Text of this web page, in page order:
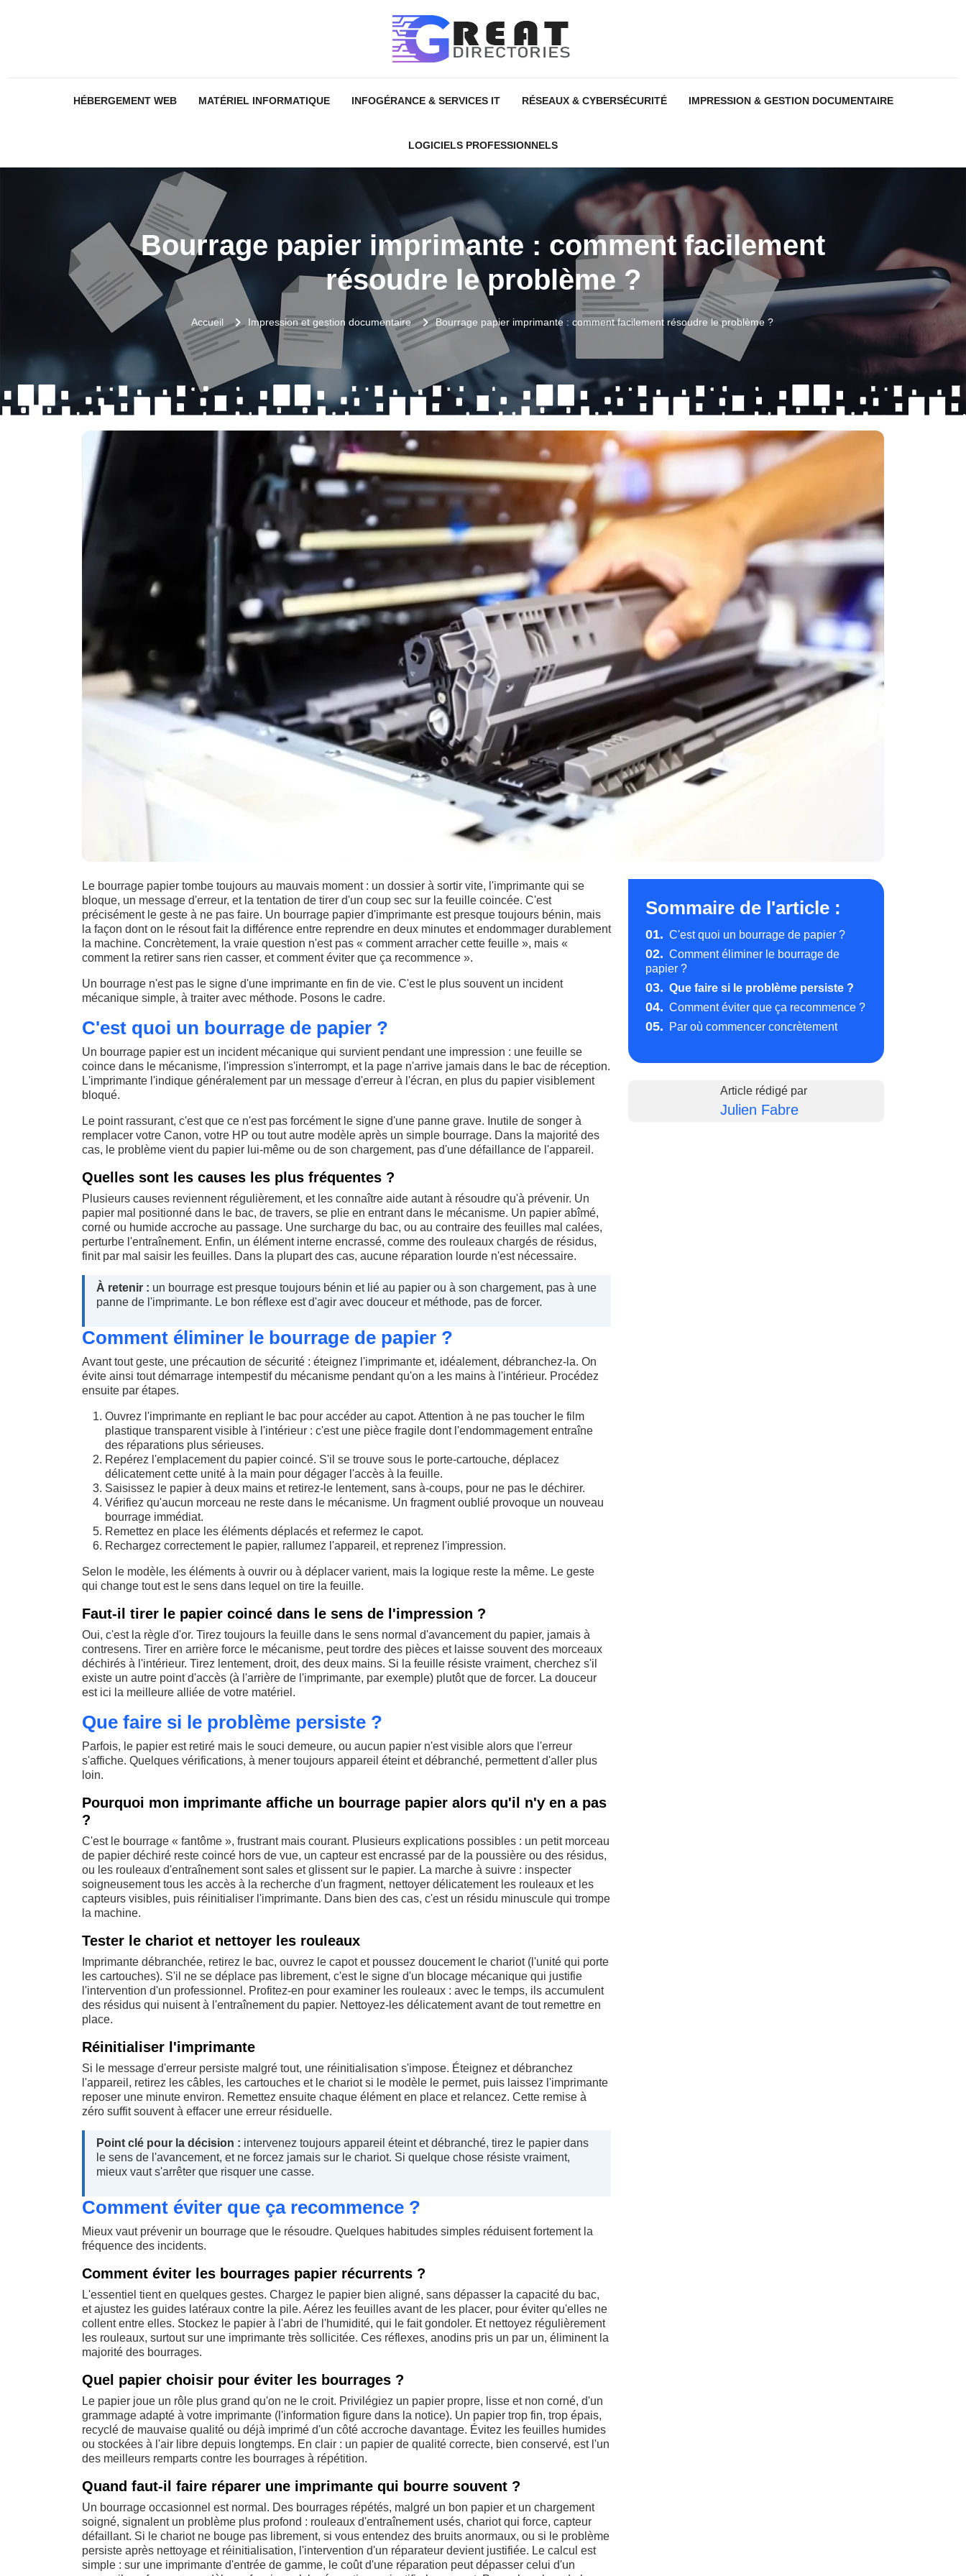
HÉBERGEMENT WEB MATÉRIEL INFORMATIQUE INFOGÉRANCE & SERVICES IT RÉSEAUX & CYBERSÉCURITÉ IMPRESSION & GESTION DOCUMENTAIRE
LOGICIELS PROFESSIONNELS
Bourrage papier imprimante : comment facilement
résoudre le problème ?
Accueil Impression et gestion documentaire Bourrage papier imprimante : comment facilement résoudre le problème ?
Le bourrage papier tombe toujours au mauvais moment : un dossier à sortir vite, l'imprimante qui se
bloque, un message d'erreur, et la tentation de tirer d'un coup sec sur la feuille coincée. C'est
précisément le geste à ne pas faire. Un bourrage papier d'imprimante est presque toujours bénin, mais
la façon dont on le résout fait la différence entre reprendre en deux minutes et endommager durablement
la machine. Concrètement, la vraie question n'est pas « comment arracher cette feuille », mais «
comment la retirer sans rien casser, et comment éviter que ça recommence ».
Un bourrage n'est pas le signe d'une imprimante en fin de vie. C'est le plus souvent un incident
mécanique simple, à traiter avec méthode. Posons le cadre.
C'est quoi un bourrage de papier ?
Un bourrage papier est un incident mécanique qui survient pendant une impression : une feuille se
coince dans le mécanisme, l'impression s'interrompt, et la page n'arrive jamais dans le bac de réception.
L'imprimante l'indique généralement par un message d'erreur à l'écran, en plus du papier visiblement
bloqué.
Le point rassurant, c'est que ce n'est pas forcément le signe d'une panne grave. Inutile de songer à
remplacer votre Canon, votre HP ou tout autre modèle après un simple bourrage. Dans la majorité des
cas, le problème vient du papier lui-même ou de son chargement, pas d'une défaillance de l'appareil.
Quelles sont les causes les plus fréquentes ?
Plusieurs causes reviennent régulièrement, et les connaître aide autant à résoudre qu'à prévenir. Un
papier mal positionné dans le bac, de travers, se plie en entrant dans le mécanisme. Un papier abîmé,
corné ou humide accroche au passage. Une surcharge du bac, ou au contraire des feuilles mal calées,
perturbe l'entraînement. Enfin, un élément interne encrassé, comme des rouleaux chargés de résidus,
finit par mal saisir les feuilles. Dans la plupart des cas, aucune réparation lourde n'est nécessaire.
À retenir : un bourrage est presque toujours bénin et lié au papier ou à son chargement, pas à une
panne de l'imprimante. Le bon réflexe est d'agir avec douceur et méthode, pas de forcer.
Comment éliminer le bourrage de papier ?
Avant tout geste, une précaution de sécurité : éteignez l'imprimante et, idéalement, débranchez-la. On
évite ainsi tout démarrage intempestif du mécanisme pendant qu'on a les mains à l'intérieur. Procédez
ensuite par étapes.
Ouvrez l'imprimante en repliant le bac pour accéder au capot. Attention à ne pas toucher le film
plastique transparent visible à l'intérieur : c'est une pièce fragile dont l'endommagement entraîne
des réparations plus sérieuses.
Repérez l'emplacement du papier coincé. S'il se trouve sous le porte-cartouche, déplacez
délicatement cette unité à la main pour dégager l'accès à la feuille.
Saisissez le papier à deux mains et retirez-le lentement, sans à-coups, pour ne pas le déchirer.
Vérifiez qu'aucun morceau ne reste dans le mécanisme. Un fragment oublié provoque un nouveau
bourrage immédiat.
Remettez en place les éléments déplacés et refermez le capot.
Rechargez correctement le papier, rallumez l'appareil, et reprenez l'impression.
Selon le modèle, les éléments à ouvrir ou à déplacer varient, mais la logique reste la même. Le geste
qui change tout est le sens dans lequel on tire la feuille.
Faut-il tirer le papier coincé dans le sens de l'impression ?
Oui, c'est la règle d'or. Tirez toujours la feuille dans le sens normal d'avancement du papier, jamais à
contresens. Tirer en arrière force le mécanisme, peut tordre des pièces et laisse souvent des morceaux
déchirés à l'intérieur. Tirez lentement, droit, des deux mains. Si la feuille résiste vraiment, cherchez s'il
existe un autre point d'accès (à l'arrière de l'imprimante, par exemple) plutôt que de forcer. La douceur
est ici la meilleure alliée de votre matériel.
Que faire si le problème persiste ?
Parfois, le papier est retiré mais le souci demeure, ou aucun papier n'est visible alors que l'erreur
s'affiche. Quelques vérifications, à mener toujours appareil éteint et débranché, permettent d'aller plus
loin.
Pourquoi mon imprimante affiche un bourrage papier alors qu'il n'y en a pas
?
C'est le bourrage « fantôme », frustrant mais courant. Plusieurs explications possibles : un petit morceau
de papier déchiré reste coincé hors de vue, un capteur est encrassé par de la poussière ou des résidus,
ou les rouleaux d'entraînement sont sales et glissent sur le papier. La marche à suivre : inspecter
soigneusement tous les accès à la recherche d'un fragment, nettoyer délicatement les rouleaux et les
capteurs visibles, puis réinitialiser l'imprimante. Dans bien des cas, c'est un résidu minuscule qui trompe
la machine.
Tester le chariot et nettoyer les rouleaux
Imprimante débranchée, retirez le bac, ouvrez le capot et poussez doucement le chariot (l'unité qui porte
les cartouches). S'il ne se déplace pas librement, c'est le signe d'un blocage mécanique qui justifie
l'intervention d'un professionnel. Profitez-en pour examiner les rouleaux : avec le temps, ils accumulent
des résidus qui nuisent à l'entraînement du papier. Nettoyez-les délicatement avant de tout remettre en
place.
Réinitialiser l'imprimante
Si le message d'erreur persiste malgré tout, une réinitialisation s'impose. Éteignez et débranchez
l'appareil, retirez les câbles, les cartouches et le chariot si le modèle le permet, puis laissez l'imprimante
reposer une minute environ. Remettez ensuite chaque élément en place et relancez. Cette remise à
zéro suffit souvent à effacer une erreur résiduelle.
Point clé pour la décision : intervenez toujours appareil éteint et débranché, tirez le papier dans
le sens de l'avancement, et ne forcez jamais sur le chariot. Si quelque chose résiste vraiment,
mieux vaut s'arrêter que risquer une casse.
Comment éviter que ça recommence ?
Mieux vaut prévenir un bourrage que le résoudre. Quelques habitudes simples réduisent fortement la
fréquence des incidents.
Comment éviter les bourrages papier récurrents ?
L'essentiel tient en quelques gestes. Chargez le papier bien aligné, sans dépasser la capacité du bac,
et ajustez les guides latéraux contre la pile. Aérez les feuilles avant de les placer, pour éviter qu'elles ne
collent entre elles. Stockez le papier à l'abri de l'humidité, qui le fait gondoler. Et nettoyez régulièrement
les rouleaux, surtout sur une imprimante très sollicitée. Ces réflexes, anodins pris un par un, éliminent la
majorité des bourrages.
Quel papier choisir pour éviter les bourrages ?
Le papier joue un rôle plus grand qu'on ne le croit. Privilégiez un papier propre, lisse et non corné, d'un
grammage adapté à votre imprimante (l'information figure dans la notice). Un papier trop fin, trop épais,
recyclé de mauvaise qualité ou déjà imprimé d'un côté accroche davantage. Évitez les feuilles humides
ou stockées à l'air libre depuis longtemps. En clair : un papier de qualité correcte, bien conservé, est l'un
des meilleurs remparts contre les bourrages à répétition.
Quand faut-il faire réparer une imprimante qui bourre souvent ?
Un bourrage occasionnel est normal. Des bourrages répétés, malgré un bon papier et un chargement
soigné, signalent un problème plus profond : rouleaux d'entraînement usés, chariot qui force, capteur
défaillant. Si le chariot ne bouge pas librement, si vous entendez des bruits anormaux, ou si le problème
persiste après nettoyage et réinitialisation, l'intervention d'un réparateur devient justifiée. Le calcul est
simple : sur une imprimante d'entrée de gamme, le coût d'une réparation peut dépasser celui d'un
Sommaire de l'article :
01. C'est quoi un bourrage de papier ?
02. Comment éliminer le bourrage de
papier ?
03. Que faire si le problème persiste ?
04. Comment éviter que ça recommence ?
05. Par où commencer concrètement
Article rédigé par
Julien Fabre